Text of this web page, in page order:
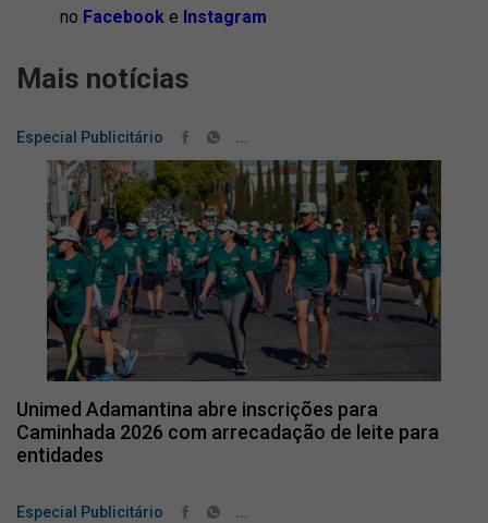
no Facebook e Instagram
Mais notícias
Especial Publicitário ...
Unimed Adamantina abre inscrições para
Caminhada 2026 com arrecadação de leite para
entidades
Especial Publicitário ...